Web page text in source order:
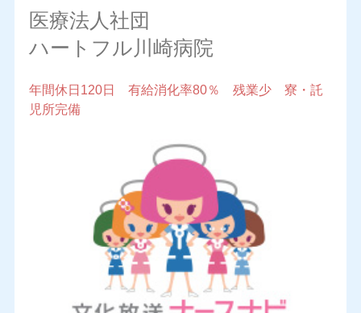
医療法人社団
ハートフル川崎病院
年間休日120日 有給消化率80％ 残業少 寮・託
児所完備